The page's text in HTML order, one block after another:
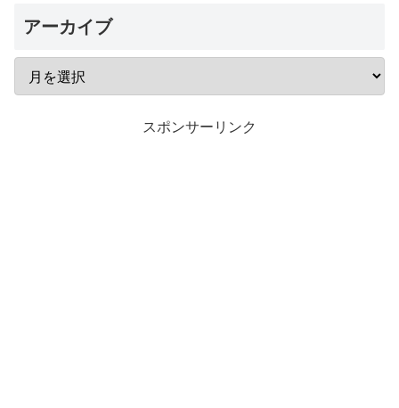
アーカイブ
スポンサーリンク